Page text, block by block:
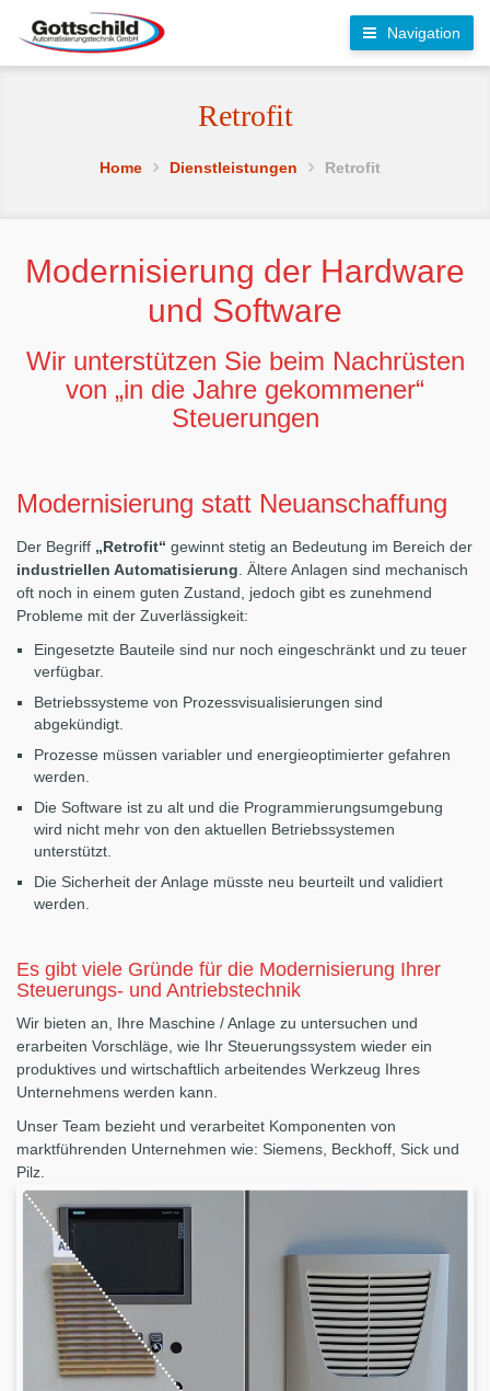
Navigation
Retrofit
Home Dienstleistungen Retrofit
Modernisierung der Hardware
und Software
Wir unterstützen Sie beim Nachrüsten
von „in die Jahre gekommener“
Steuerungen
Modernisierung statt Neuanschaffung
Der Begriff „Retrofit“ gewinnt stetig an Bedeutung im Bereich der
industriellen Automatisierung . Ältere Anlagen sind mechanisch
oft noch in einem guten Zustand, jedoch gibt es zunehmend
Probleme mit der Zuverlässigkeit:
Eingesetzte Bauteile sind nur noch eingeschränkt und zu teuer
verfügbar.
Betriebssysteme von Prozessvisualisierungen sind
abgekündigt.
Prozesse müssen variabler und energieoptimierter gefahren
werden.
Die Software ist zu alt und die Programmierungsumgebung
wird nicht mehr von den aktuellen Betriebssystemen
unterstützt.
Die Sicherheit der Anlage müsste neu beurteilt und validiert
werden.
Es gibt viele Gründe für die Modernisierung Ihrer
Steuerungs- und Antriebstechnik
Wir bieten an, Ihre Maschine / Anlage zu untersuchen und
erarbeiten Vorschläge, wie Ihr Steuerungssystem wieder ein
produktives und wirtschaftlich arbeitendes Werkzeug Ihres
Unternehmens werden kann.
Unser Team bezieht und verarbeitet Komponenten von
marktführenden Unternehmen wie: Siemens, Beckhoff, Sick und
Pilz.